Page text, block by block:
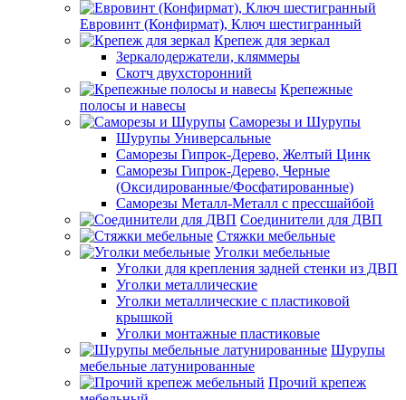
Евровинт (Конфирмат), Ключ шестигранный
Крепеж для зеркал
Зеркалодержатели, кляммеры
Скотч двухсторонний
Крепежные
полосы и навесы
Саморезы и Шурупы
Шурупы Универсальные
Саморезы Гипрок-Дерево, Желтый Цинк
Саморезы Гипрок-Дерево, Черные
(Оксидированные/Фосфатированные)
Саморезы Металл-Металл с прессшайбой
Соединители для ДВП
Стяжки мебельные
Уголки мебельные
Уголки для крепления задней стенки из ДВП
Уголки металлические
Уголки металлические с пластиковой
крышкой
Уголки монтажные пластиковые
Шурупы
мебельные латунированные
Прочий крепеж